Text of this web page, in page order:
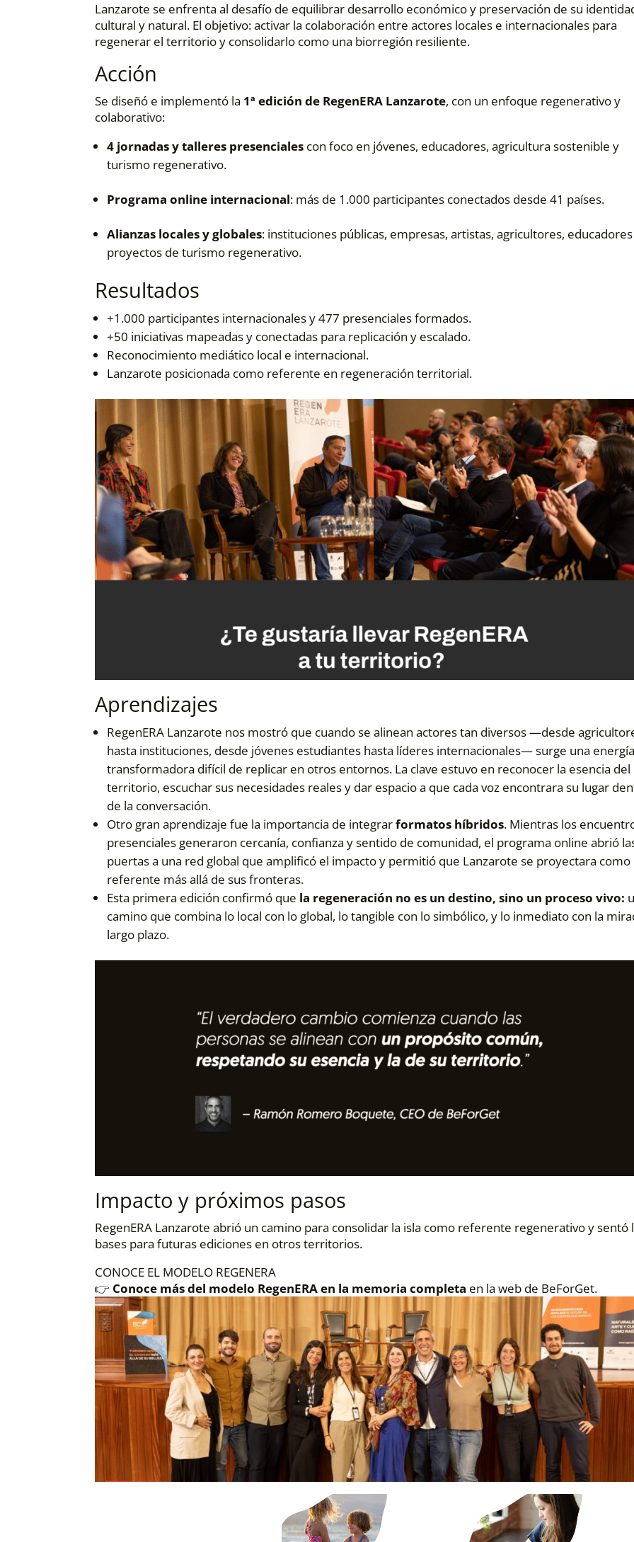
Lanzarote se enfrenta al desafío de equilibrar desarrollo económico y preservación de su
cultural y natural. El objetivo: activar la colaboración entre actores locales e internacionales para
regenerar el territorio y consolidarlo como una biorregión resiliente.
Acción
Se diseñó e implementó la 1ª edición de RegenERA Lanzarote, con un enfoque regenerativo y
colaborativo:
4 jornadas y talleres presenciales con foco en jóvenes, educadores, agricultura sostenible y
turismo regenerativo.
Programa online internacional: más de 1.000 participantes conectados desde 41 países.
Alianzas locales y globales: instituciones públicas, empresas, artistas, agricultores,
proyectos de turismo regenerativo.
Resultados
+1.000 participantes internacionales y 477 presenciales formados.
+50 iniciativas mapeadas y conectadas para replicación y escalado.
Reconocimiento mediático local e internacional.
Lanzarote posicionada como referente en regeneración territorial.
Aprendizajes
RegenERA Lanzarote nos mostró que cuando se alinean actores tan diversos —desde
hasta instituciones, desde jóvenes estudiantes hasta líderes internacionales— surge una
transformadora difícil de replicar en otros entornos. La clave estuvo en reconocer la esencia del
territorio, escuchar sus necesidades reales y dar espacio a que cada voz encontrara su lugar
de la conversación.
Otro gran aprendizaje fue la importancia de integrarformatos híbridos. Mientras los
presenciales generaron cercanía, confianza y sentido de comunidad, el programa online abrió
puertas a una red global que amplificó el impacto y permitió que Lanzarote se proyectara como
referente más allá de sus fronteras.
Esta primera edición confirmó que la regeneración no es un destino, sino un proceso vivo:
camino que combina lo local con lo global, lo tangible con lo simbólico, y lo inmediato con la
largo plazo.
Impacto y próximos pasos
RegenERA Lanzarote abrió un camino para consolidar la isla como referente regenerativo y sentó
bases para futuras ediciones en otros territorios.
CONOCE EL MODELO REGENERA
👉 Conoce más del modelo RegenERA en la memoria completa en la web de BeForGet.